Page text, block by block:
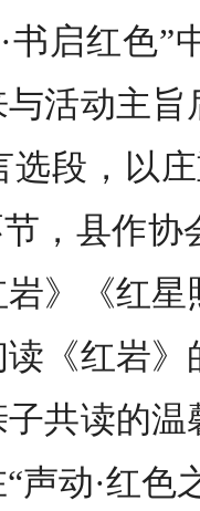
书启红色”
活动主
选段，以
，县作
》《红
《红岩
共读的
声动·红色